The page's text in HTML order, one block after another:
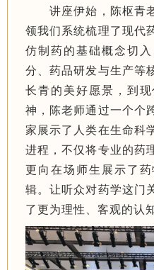
讲座伊始，陈枢青
领我们系统梳理了现代
仿制药的基础概念切
分、药品研发与生产等
长青的美好愿景，到
神，陈老师通过一个个
家展示了人类在生命科
进程，不仅将专业的药
更向在场师生展示了
辑。让听众对药学这门
了更为理性、客观的认知